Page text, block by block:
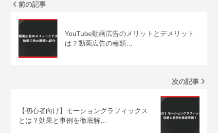
前の記事
YouTube動画広告のメリットとデメリット
は？動画広告の種類…
次の記事
【初心者向け】モーショングラフィックス
とは？効果と事例を徹底解…